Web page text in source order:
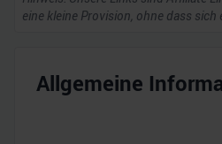
eine kleine Provision, ohne dass sich
Allgemeine